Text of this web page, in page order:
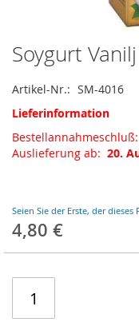
Zum
Anfang
der
Bildgalerie
springen
Soygurt
Artikel-Nr.
SM-4016
Lieferinformation
Bestellannahmeschluß:
Auslieferung ab: 20.
Seien Sie der Erste, der
4,80 €